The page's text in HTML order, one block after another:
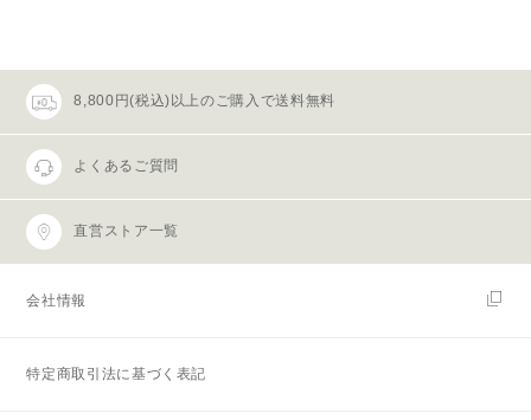
8,800円(税込)以上のご購入で送料無料
よくあるご質問
直営ストア一覧
会社情報
特定商取引法に基づく表記